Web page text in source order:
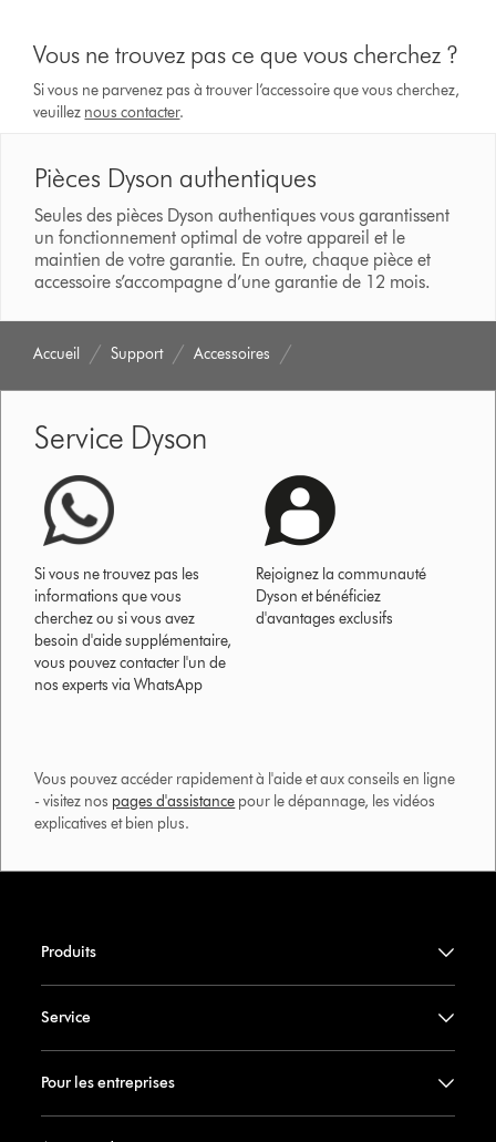
Vous ne trouvez pas ce que vous cherchez ?
Si vous ne parvenez pas à trouver l’accessoire que vous cherchez,
veuillez nous contacter.
Pièces Dyson authentiques
Seules des pièces Dyson authentiques vous garantissent
un fonctionnement optimal de votre appareil et le
maintien de votre garantie. En outre, chaque pièce et
accessoire s’accompagne d’une garantie de 12 mois.
Accueil Support Accessoires
Service Dyson
Si vous ne trouvez pas les
informations que vous
cherchez ou si vous avez
besoin d'aide supplémentaire,
vous pouvez contacter l'un de
nos experts via WhatsApp
Rejoignez la communauté
Dyson et bénéficiez
d'avantages exclusifs
Vous pouvez accéder rapidement à l'aide et aux conseils en ligne
- visitez nos pages d'assistance pour le dépannage, les vidéos
explicatives et bien plus.​
Produits
Service
Pour les entreprises